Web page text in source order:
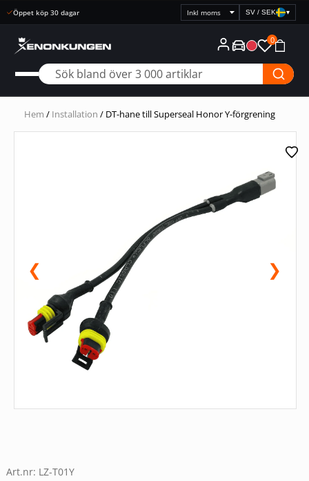
Öppet köp 30 dagar
Välj
prisvisning
SV / SEK ▾
0
Hem / Installation / DT-hane till Superseal Honor Y-förgrening
❮ ❯
Art.nr: LZ-T01Y